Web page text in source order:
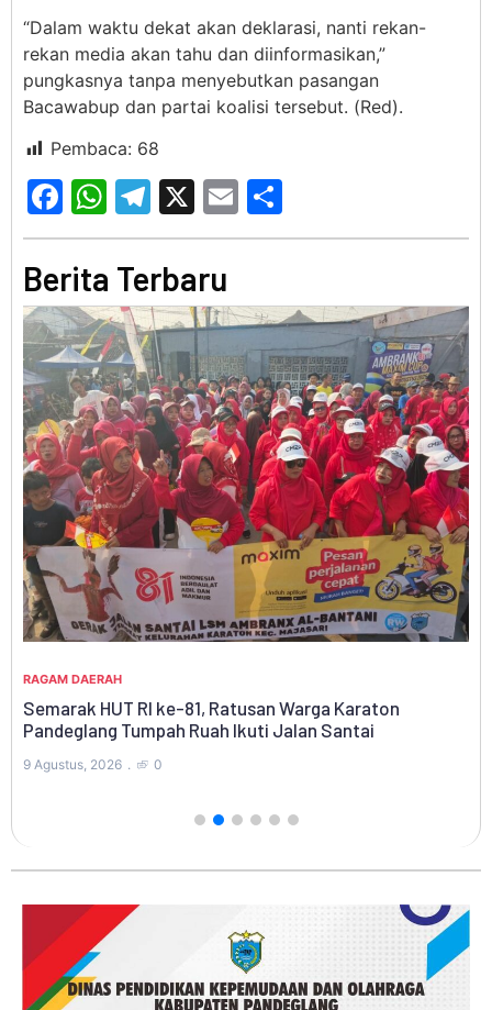
“Dalam waktu dekat akan deklarasi, nanti rekan-
rekan media akan tahu dan diinformasikan,”
pungkasnya tanpa menyebutkan pasangan
Bacawabup dan partai koalisi tersebut. (Red).
Pembaca: 68
Facebook
WhatsApp
Telegram
X Email
Berita Terbaru
RAGAM DAERAH
Semarak HUT RI ke-81, Ratusan Warga Karaton
Pandeglang Tumpah Ruah Ikuti Jalan Santai
9 Agustus, 2026 0